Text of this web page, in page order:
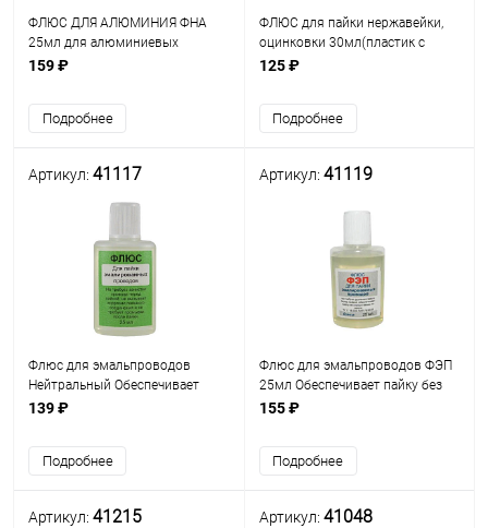
ФЛЮС ДЛЯ АЛЮМИНИЯ ФНА
25мл для алюминиевых
сплавов,нержавеющих сталей,
трудно паяемых металлов.
159 ₽
Подробнее
ФЛЮС для пайки нержавейки,
оцинковки 30мл(пластик с
капельн.) AVRGROUP
органический; рабоч.t: 200-
350°C Для пайки нержавеющей
125 ₽
Подробнее
Артикул: 41117
Флюс для эмальпроводов
Нейтральный Обеспечивает
пайку без механического снятия
вызывает коррозии паяльного
соединения, не тр
139 ₽
Подробнее
Артикул: 41119
Флюс для эмальпроводов ФЭП
25мл Обеспечивает пайку без
механического снятия эмали.
155 ₽
Подробнее
Артикул: 41215 Артикул: 41048